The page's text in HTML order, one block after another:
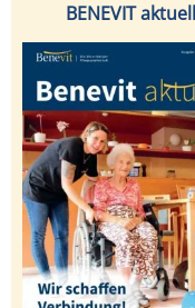
BENEVIT aktuell